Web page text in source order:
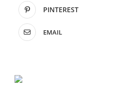
PINTEREST
EMAIL